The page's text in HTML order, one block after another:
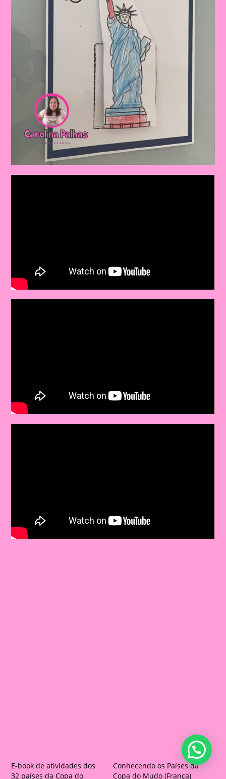
E-book de atividades dos
32 países da Copa do
Conhecendo os Países da
Copa do Mudo (França)